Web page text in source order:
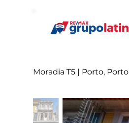
Moradia T5 | Porto, Porto